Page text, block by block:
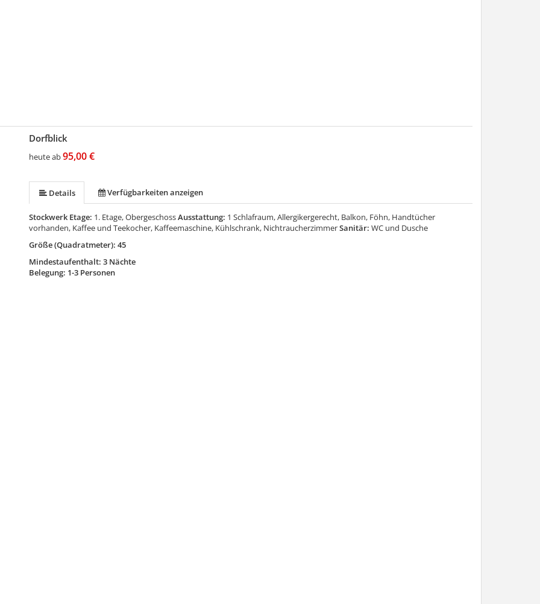
Dorfblick
heute ab95,00 €
Details Verfügbarkeiten anzeigen
Stockwerk Etage: 1. Etage, ObergeschossAusstattung: 1 Schlafraum, Allergikergerecht, Balkon, Föhn, Handtücher
vorhanden, Kaffee und Teekocher, Kaffeemaschine, Kühlschrank, NichtraucherzimmerSanitär: WC und Dusche
Größe (Quadratmeter): 45
Mindestaufenthalt: 3 Nächte
Belegung: 1-3 Personen